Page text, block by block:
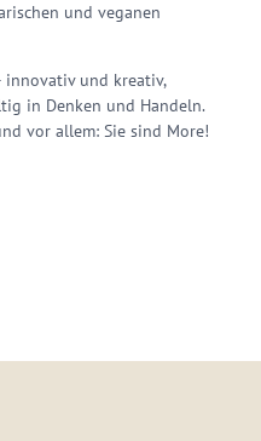
und veganen
innovativ und kreativ,
in Denken und Handeln.
vor allem: Sie sind More!